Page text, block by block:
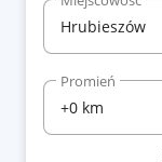
Promień